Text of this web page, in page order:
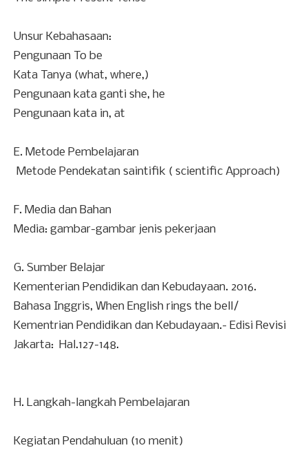
Unsur Kebahasaan:
Pengunaan To be
Kata Tanya (what, where,)
Pengunaan kata ganti she, he
Pengunaan kata in, at
E. Metode Pembelajaran
Metode Pendekatan saintifik ( scientific Approach)
F. Media dan Bahan
Media: gambar-gambar jenis pekerjaan
G. Sumber Belajar
Kementerian Pendidikan dan Kebudayaan. 2016.
Bahasa Inggris, When English rings the bell/
Kementrian Pendidikan dan Kebudayaan.- Edisi Revisi
Jakarta: Hal.127-148.
H. Langkah-langkah Pembelajaran
Kegiatan Pendahuluan (10 menit)